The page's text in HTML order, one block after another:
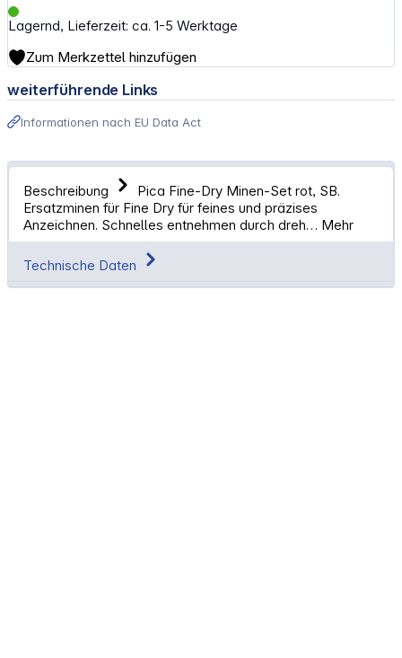
Lagernd, Lieferzeit: ca. 1-5 Werktage
Zum Merkzettel hinzufügen
weiterführende Links
Informationen nach EU Data Act
Beschreibung
Pica Fine-Dry Minen-Set rot, SB.
Ersatzminen für Fine Dry für feines und präzises
Anzeichnen. Schnelles entnehmen durch dreh… Mehr
Technische Daten